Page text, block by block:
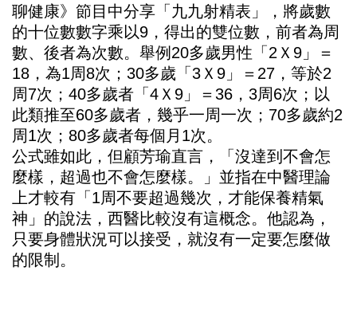
聊健康》節目中分享「九九射精表」，將歲數
的十位數數字乘以9，得出的雙位數，前者為周
數、後者為次數。舉例20多歲男性「2Ｘ9」＝
18，為1周8次；30多歲「3Ｘ9」＝27，等於2
周7次；40多歲者「4Ｘ9」＝36，3周6次；以
此類推至60多歲者，幾乎一周一次；70多歲約2
周1次；80多歲者每個月1次。
公式雖如此，但顧芳瑜直言，「沒達到不會怎
麼樣，超過也不會怎麼樣。」並指在中醫理論
上才較有「1周不要超過幾次，才能保養精氣
神」的說法，西醫比較沒有這概念。他認為，
只要身體狀況可以接受，就沒有一定要怎麼做
的限制。